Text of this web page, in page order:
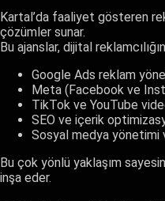
Kartal’da faaliyet gösteren
çözümler sunar.
Bu ajanslar, dijital
Google Ads reklam
Meta (Facebook ve
TikTok ve YouTube
SEO ve içerik
Sosyal medya yönetimi
Bu çok yönlü yaklaşım
inşa eder.